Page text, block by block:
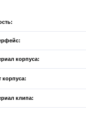
корпуса:
корпуса:
клипа: